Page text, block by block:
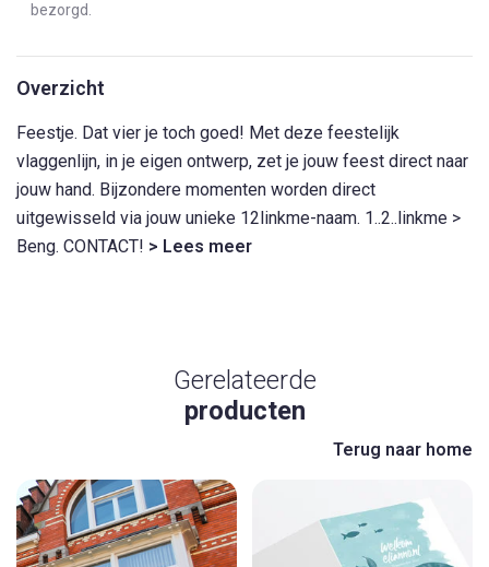
bezorgd.
Overzicht
Feestje. Dat vier je toch goed! Met deze feestelijk
vlaggenlijn, in je eigen ontwerp, zet je jouw feest direct naar
jouw hand. Bijzondere momenten worden direct
uitgewisseld via jouw unieke 12linkme-naam. 1..2..linkme >
Beng. CONTACT! > Lees meer
Gerelateerde
producten
Terug naar home